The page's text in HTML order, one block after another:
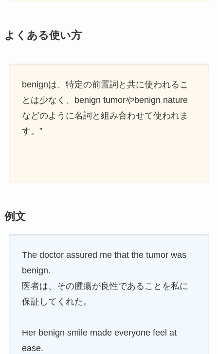
よくある使い方
benignは、特定の前置詞と共に使われるこ
とは少なく、benign tumorやbenign nature
などのように名詞と組み合わせて使われま
す。”
例文
The doctor assured me that the tumor was
benign.
医者は、その腫瘍が良性であることを私に
保証してくれた。
Her benign smile made everyone feel at
ease.